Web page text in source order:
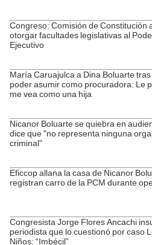
Congreso: Comisión de Constitución
otorgar facultades legislativas al
Ejecutivo
María Caruajulca a Dina Boluarte
poder asumir como procuradora: Le
me vea como una hija
Nicanor Boluarte se quiebra en
dice que "no representa ninguna
criminal"
Eficcop allana la casa de Nicanor
registran carro de la PCM durante
Congresista Jorge Flores Ancachi
periodista que lo cuestionó por caso
Niños: “Imbécil”